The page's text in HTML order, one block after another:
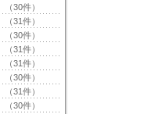
（30件）
（31件）
（30件）
（31件）
（31件）
（30件）
（31件）
（30件）